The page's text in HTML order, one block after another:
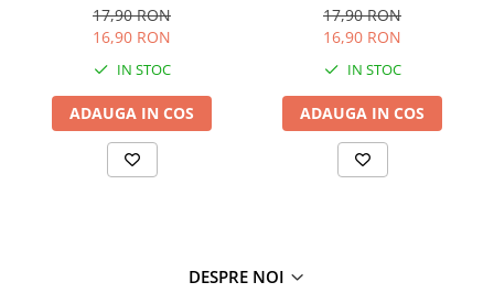
17,90 RON
16,90 RON
IN STOC
ADAUGA IN COS
17,90 RON
16,90 RON
IN STOC
ADAUGA IN COS
DESPRE NOI